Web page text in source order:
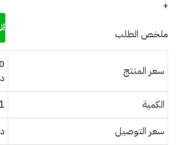
+
ملخص الطلب
سعر المنتج
الكمية
سعر التوصيل